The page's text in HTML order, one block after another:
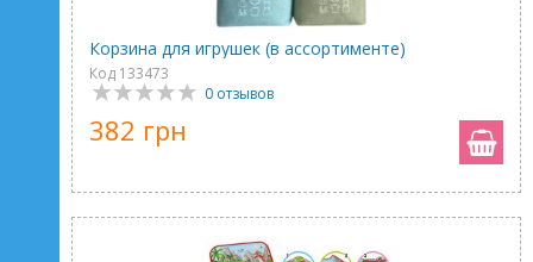
Корзина для игрушек (в ассортименте)
Код 133473
0 отзывов
382 грн